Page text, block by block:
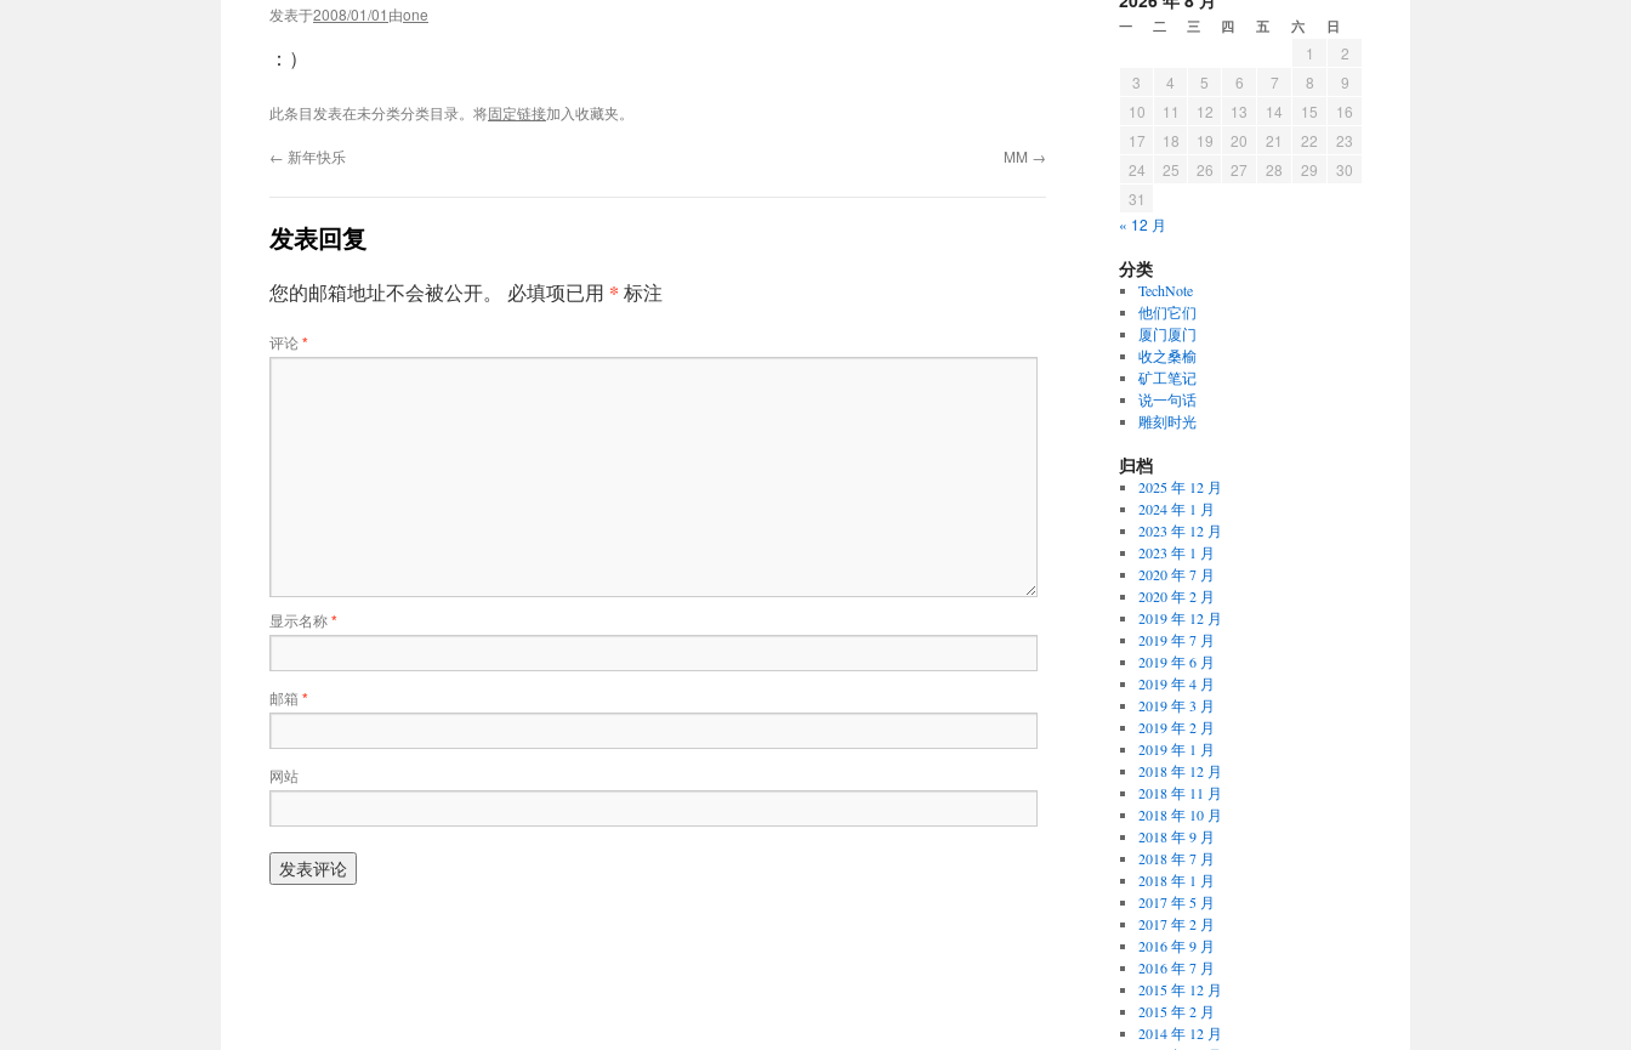
发表于2008/01/01 由one
：）
此条目发表在未分类分类目录。将固定链接加入收藏夹。
← 新年快乐 MM →
发表回复
您的邮箱地址不会被公开。 必填项已用 * 标注
评论*
显示名称*
邮箱 *
网站
一 二 三 四 五 六 日
1
2
3
4 5 6 7 8
9
10
11 12 13 14 15
16
17
18 19 20 21 22
23
24
25 26 27 28 29
30
31
« 12 月
分类
TechNote
他们它们
厦门厦门
收之桑榆
矿工笔记
说一句话
雕刻时光
归档
2025 年 12 月
2024 年 1 月
2023 年 12 月
2023 年 1 月
2020 年 7 月
2020 年 2 月
2019 年 12 月
2019 年 7 月
2019 年 6 月
2019 年 4 月
2019 年 3 月
2019 年 2 月
2019 年 1 月
2018 年 12 月
2018 年 11 月
2018 年 10 月
2018 年 9 月
2018 年 7 月
2018 年 1 月
2017 年 5 月
2017 年 2 月
2016 年 9 月
2016 年 7 月
2015 年 12 月
2015 年 2 月
2014 年 12 月